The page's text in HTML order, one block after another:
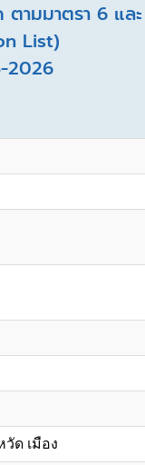
ามมาตรา 6 และ
List)
2026
วัด เมือง